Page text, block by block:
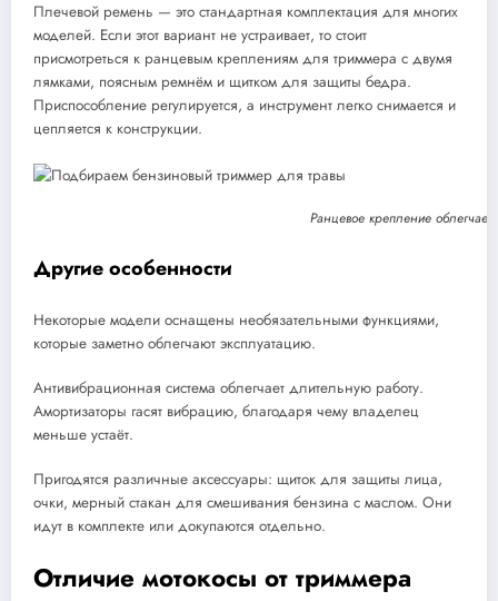
Плечевой ремень — это стандартная комплектация для многих
моделей. Если этот вариант не устраивает, то стоит
присмотреться к ранцевым креплениям для триммера с двумя
лямками, поясным ремнём и щитком для защиты бедра.
Приспособление регулируется, а инструмент легко снимается и
цепляется к конструкции.
Ранцевое крепление
Другие особенности
Некоторые модели оснащены необязательными функциями,
которые заметно облегчают эксплуатацию.
Антивибрационная система облегчает длительную работу.
Амортизаторы гасят вибрацию, благодаря чему владелец
меньше устаёт.
Пригодятся различные аксессуары: щиток для защиты лица,
очки, мерный стакан для смешивания бензина с маслом. Они
идут в комплекте или докупаются отдельно.
Отличие мотокосы от триммера